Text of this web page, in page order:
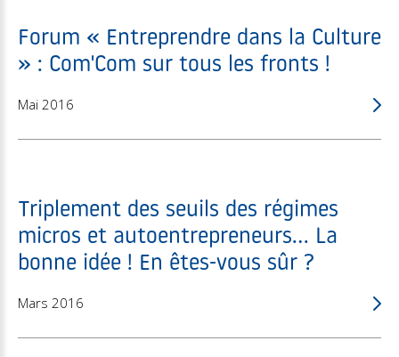
Forum « Entreprendre dans la Culture
» : Com'Com sur tous les fronts !
Mai 2016
Triplement des seuils des régimes
micros et autoentrepreneurs... La
bonne idée ! En êtes-vous sûr ?
Mars 2016